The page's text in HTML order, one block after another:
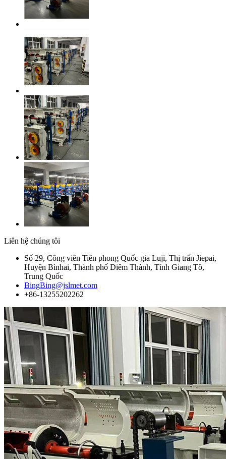
Liên hệ chúng tôi
Số 29, Công viên Tiên phong Quốc gia Luji, Thị trấn Jiepai,
Huyện Bìnhai, Thành phố Diêm Thành, Tỉnh Giang Tô,
Trung Quốc
BingBing@jslmet.com
+86-13255202262